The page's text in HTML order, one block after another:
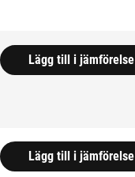
Lägg till i jämförelse
Lägg till i jämförelse